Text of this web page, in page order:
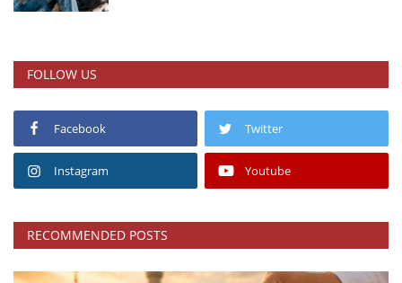
FOLLOW US
Facebook Twitter
Instagram Youtube
RECOMMENDED POSTS